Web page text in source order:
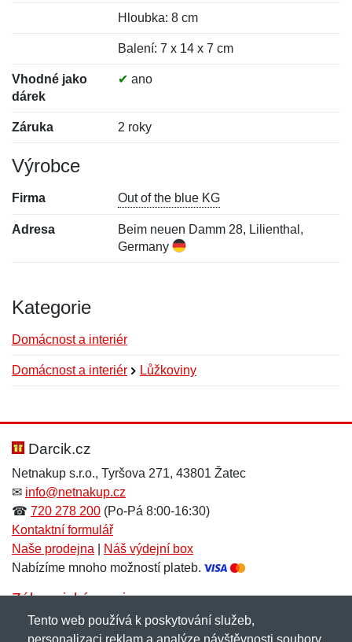
Hloubka: 8 cm
Balení: 7 x 14 x 7 cm
Vhodné jako
dárek
✔ ano
Záruka 2 roky
Výrobce
Firma Out of the blue KG
Adresa
Beim neuen Damm 28, Lilienthal,
Germany
Kategorie
Domácnost a interiér
Domácnost a interiér Lůžkoviny
Hodnocení:
Jméno: *
Jméno:
E-mail:*
Darcik.cz
Netnakup s.r.o., Tyršova 271, 43801 Žatec
✉ info@netnakup.cz
☎ 720 278 200 (Po-Pá 8:00-16:30)
Kontaktní formulář
Naše prodejna
Náš výdejní box
Nabízíme mnoho možností plateb.
Zákaznický servis
Novinky emailem
Tento web používá k poskytování služeb,
personalizaci reklam a analýze návštěvnosti soubory